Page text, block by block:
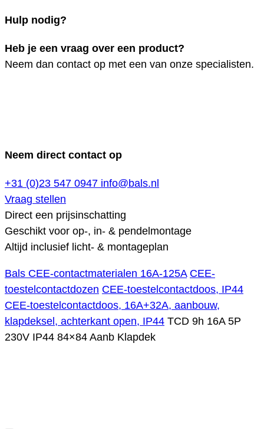
Hulp nodig?
Heb je een vraag over een product?
Neem dan contact op met een van onze specialisten.
Neem direct contact op
+31 (0)23 547 0947 info@bals.nl
Vraag stellen
Direct een prijsinschatting
Geschikt voor op-, in- & pendelmontage
Altijd inclusief licht- & montageplan
Bals CEE-contactmaterialen 16A-125A CEE-
toestelcontactdozen CEE-toestelcontactdoos, IP44
CEE-toestelcontactdoos, 16A+32A, aanbouw,
klapdeksel, achterkant open, IP44 TCD 9h 16A 5P
230V IP44 84×84 Aanb Klapdek